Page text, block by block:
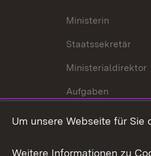
Ministerin
Staatssekretär
Ministerialdirektor
Aufgaben
Internationale
Um unsere Webseite für
Weitere Informationen zu